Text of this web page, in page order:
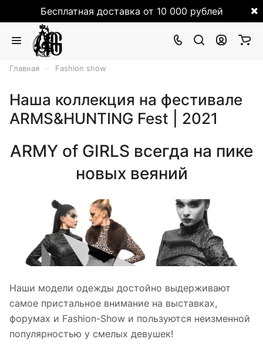
Бесплатная доставка от 10 000 рублей
Главная Fashion show
Наша коллекция на фестивале
ARMS&HUNTING Fest | 2021
ARMY of GIRLS всегда на пике
новых веяний
Наши модели одежды достойно выдерживают
самое пристальное внимание на выставках,
форумах и Fashion-Show и пользуются неизменной
популярностью у смелых девушек!